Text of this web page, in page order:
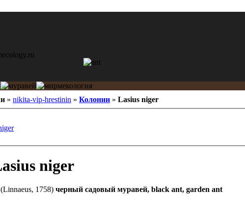
» nikita-vip-hrestinin » Колонии » Lasius niger
niger
1758) черный садовый муравей, black ant, garden ant